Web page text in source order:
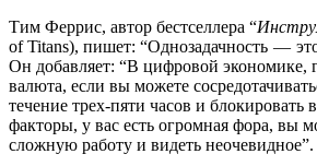
Тим Феррис, автор бестселлера “
of Titans), пишет: “Однозадачность —
Он добавляет: “В цифровой экономике,
валюта, если вы можете
течение трех-пяти часов и блокировать
факторы, у вас есть огромная фора, вы
сложную работу и видеть неочевидное”.